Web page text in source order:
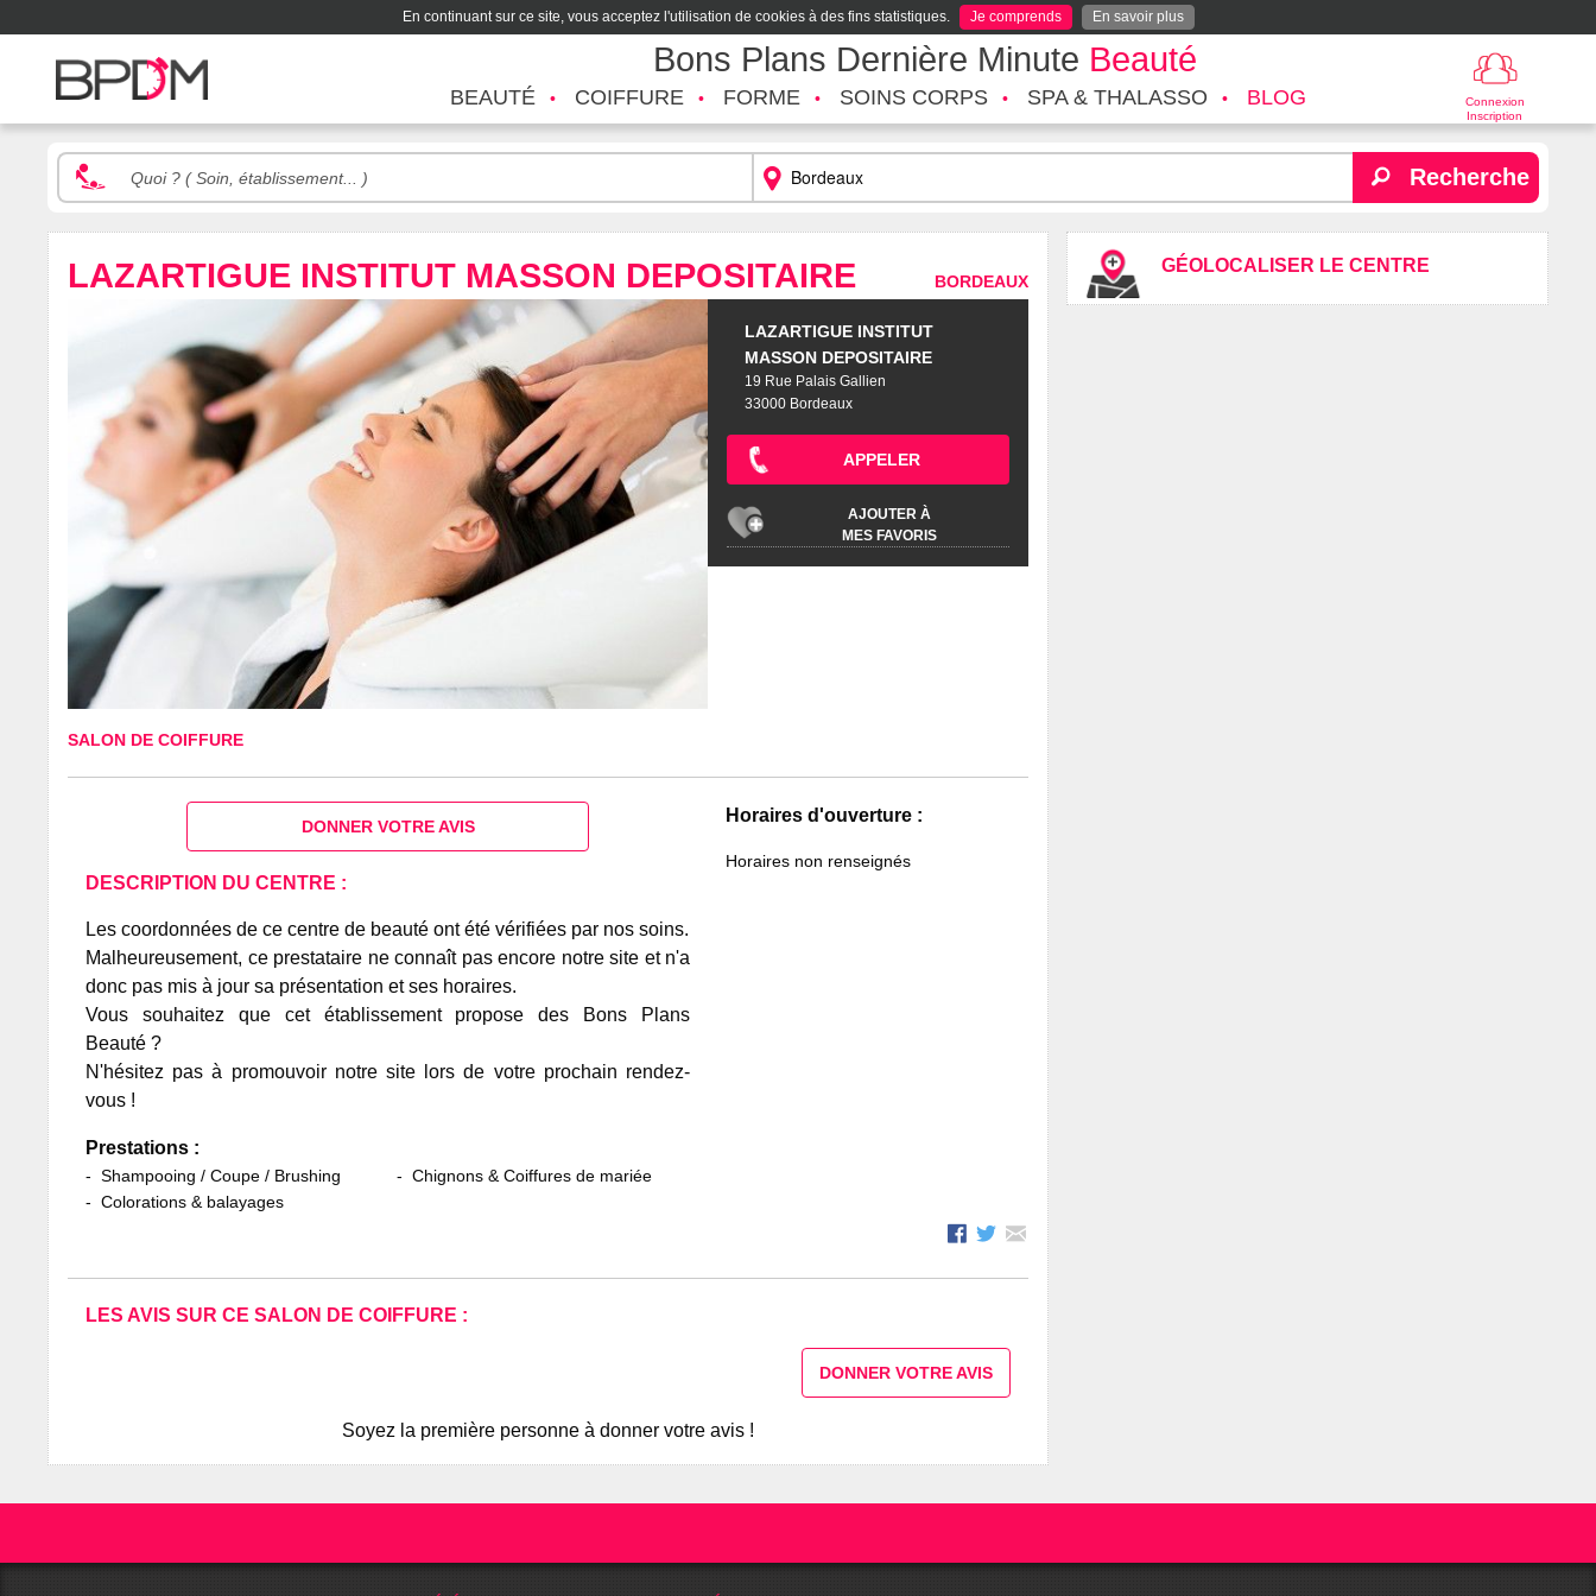
En continuant sur ce site, vous acceptez l'utilisation de cookies à des fins statistiques. Je comprends En savoir plus
Bons Plans Dernière Minute Beauté
Connexion
Inscription
BEAUTÉ COIFFURE FORME SOINS CORPS SPA & THALASSO BLOG
Recherche
GÉOLOCALISER LE CENTRE
LAZARTIGUE INSTITUT MASSON DEPOSITAIRE BORDEAUX
LAZARTIGUE INSTITUT
MASSON DEPOSITAIRE
19 Rue Palais Gallien
33000 Bordeaux
APPELER
AJOUTER À
MES FAVORIS
SALON DE COIFFURE
Horaires d'ouverture :
Horaires non renseignés
DONNER VOTRE AVIS
DESCRIPTION DU CENTRE :
Les coordonnées de ce centre de beauté ont été vérifiées par nos soins.
Malheureusement, ce prestataire ne connaît pas encore notre site et n'a
donc pas mis à jour sa présentation et ses horaires.
Vous souhaitez que cet établissement propose des Bons Plans
Beauté ?
N'hésitez pas à promouvoir notre site lors de votre prochain rendez-
vous !
Prestations :
Shampooing / Coupe / Brushing
Colorations & balayages
Chignons & Coiffures de mariée
LES AVIS SUR CE SALON DE COIFFURE :
DONNER VOTRE AVIS
Soyez la première personne à donner votre avis !